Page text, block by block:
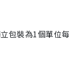
包裝為1個單位